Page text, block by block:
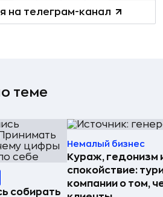
на телеграм-канал
теме
собирать
Немалый бизнес
Кураж, гедонизм
спокойствие:
компании о том,